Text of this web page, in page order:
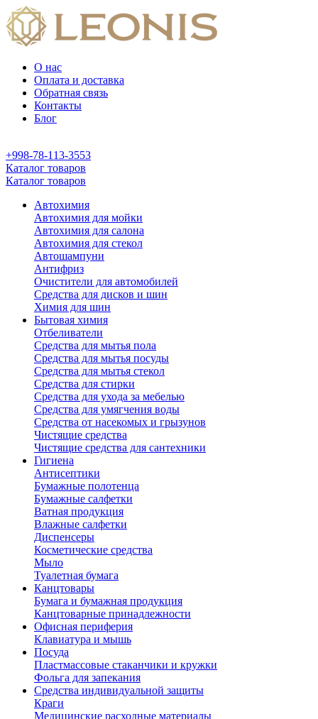
О нас
Оплата и доставка
Обратная связь
Контакты
Блог
+998-78-113-3553
Каталог товаров
Каталог товаров
Автохимия
Автохимия для мойки
Автохимия для салона
Автохимия для стекол
Автошампуни
Антифриз
Очистители для автомобилей
Средства для дисков и шин
Химия для шин
Бытовая химия
Отбеливатели
Средства для мытья пола
Средства для мытья посуды
Средства для мытья стекол
Средства для стирки
Средства для ухода за мебелью
Средства для умягчения воды
Средства от насекомых и грызунов
Чистящие средства
Чистящие средства для сантехники
Гигиена
Антисептики
Бумажные полотенца
Бумажные салфетки
Ватная продукция
Влажные салфетки
Диспенсеры
Косметические средства
Мыло
Туалетная бумага
Канцтовары
Бумага и бумажная продукция
Канцтоварные принадлежности
Офисная периферия
Клавиатура и мышь
Посуда
Пластмассовые стаканчики и кружки
Фольга для запекания
Средства индивидуальной защиты
Краги
Медицинские расходные материалы